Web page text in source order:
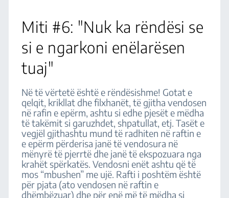
Miti #6: "Nuk ka rëndësi se
si e ngarkoni enëlarësen
tuaj"
Në të vërtetë është e rëndësishme! Gotat e
qelqit, krikllat dhe filxhanët, të gjitha vendosen
në rafin e epërm, ashtu si edhe pjesët e mëdha
të takëmit si garuzhdet, shpatullat, etj. Tasët e
vegjël gjithashtu mund të radhiten në raftin e
e epërm përderisa janë të vendosura në
mënyrë të pjerrtë dhe janë të ekspozuara nga
krahët spërkatës. Vendosni enët ashtu që të
mos “mbushen” me ujë. Rafti i poshtëm është
për pjata (ato vendosen në raftin e
dhëmbëzuar) dhe për enë më të mëdha si